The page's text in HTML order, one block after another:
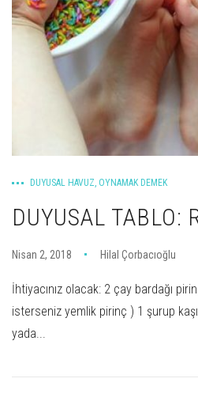
DUYUSAL HAVUZ, OYNAMAK DEMEK
DUYUSAL TABLO:
Nisan 2, 2018 Hilal Çorbacıoğlu
İhtiyacınız olacak: 2 çay bardağı
isterseniz yemlik pirinç ) 1 şurup
yada...